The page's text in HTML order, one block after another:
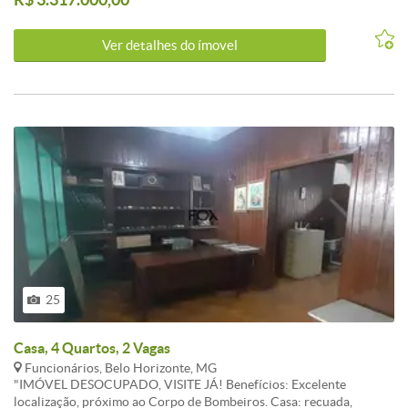
Campos. Rua Carolina Figueiredo, esquina com Rua Palmira.
Ver detalhes do ímovel
25
Casa, 4 Quartos, 2 Vagas
Funcionários, Belo Horizonte, MG
"IMÓVEL DESOCUPADO, VISITE JÁ! Benefícios: Excelente
localização, próximo ao Corpo de Bombeiros. Casa: recuada,